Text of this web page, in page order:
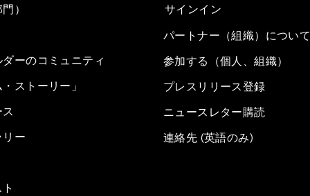
）
ーのコミュニティ
ストーリー」
リー
サインイン
パートナー（組織）につい
参加する（個人、組織）
プレスリリース登録
ニュースレター購読
連絡先 (英語のみ)